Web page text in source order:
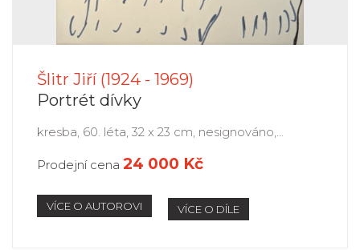
Šlitr Jiří (1924 - 1969)
Portrét dívky
kresba, 60. léta, 32 x 23 cm, nesignováno,...
Prodejní cena 24 000 Kč
VÍCE O AUTOROVI VÍCE O DÍLE